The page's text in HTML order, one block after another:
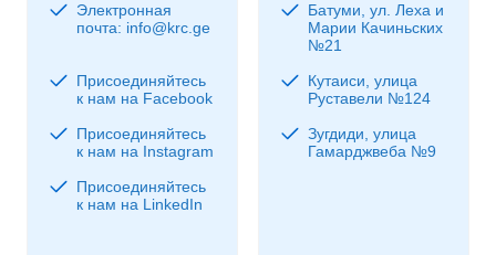
Электронная
почта: info@krc.ge
Присоединяйтесь
к нам на Facebook
Присоединяйтесь
к нам на Instagram
Присоединяйтесь
к нам на LinkedIn
Батуми, ул. Леха и
Марии Качиньских
№21
Кутаиси, улица
Руставели №124
Зугдиди, улица
Гамарджвеба №9